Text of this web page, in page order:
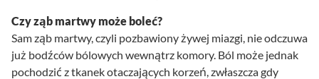
Czy ząb martwy może boleć?
Sam ząb martwy, czyli pozbawiony żywej miazgi, nie odczuwa
już bodźców bólowych wewnątrz komory. Ból może jednak
pochodzić z tkanek otaczających korzeń, zwłaszcza gdy